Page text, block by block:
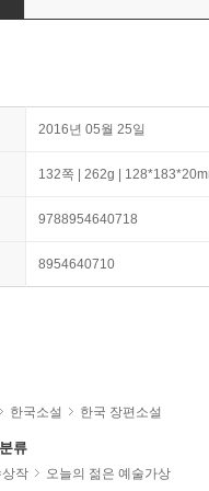
2016년 05월 25일
132쪽 | 262g |
9788954640718
8954640710
한국소설 한국 장편소설
류
작
오늘의 젊은 예술가상